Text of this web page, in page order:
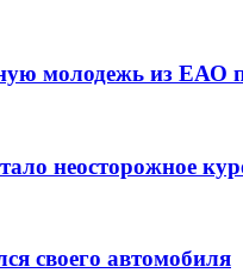
молодежь из
неосторожное
своего автомобиля